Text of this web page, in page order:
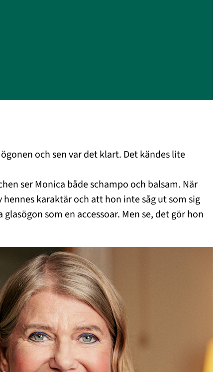
och sen var det klart. Det kändes lite
ser Monica både schampo och balsam. När
karaktär och att hon inte såg ut som sig
som en accessoar. Men se, det gör hon